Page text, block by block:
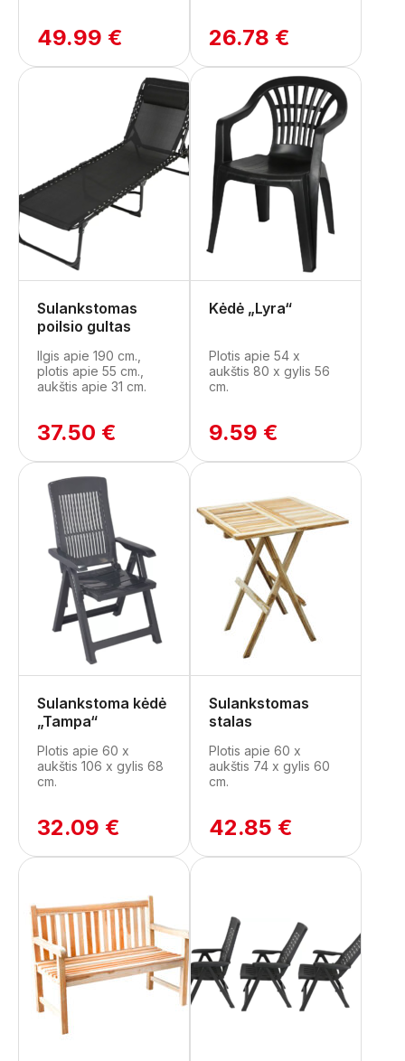
49.99 € 26.78 €
Sulankstomas
poilsio gultas
Ilgis apie 190 cm.,
plotis apie 55 cm.,
aukštis apie 31 cm.
37.50 €
Kėdė „Lyra“
Plotis apie 54 x
aukštis 80 x gylis 56
cm.
9.59 €
Sulankstoma kėdė
„Tampa“
Plotis apie 60 x
aukštis 106 x gylis 68
cm.
32.09 €
Sulankstomas
stalas
Plotis apie 60 x
aukštis 74 x gylis 60
cm.
42.85 €